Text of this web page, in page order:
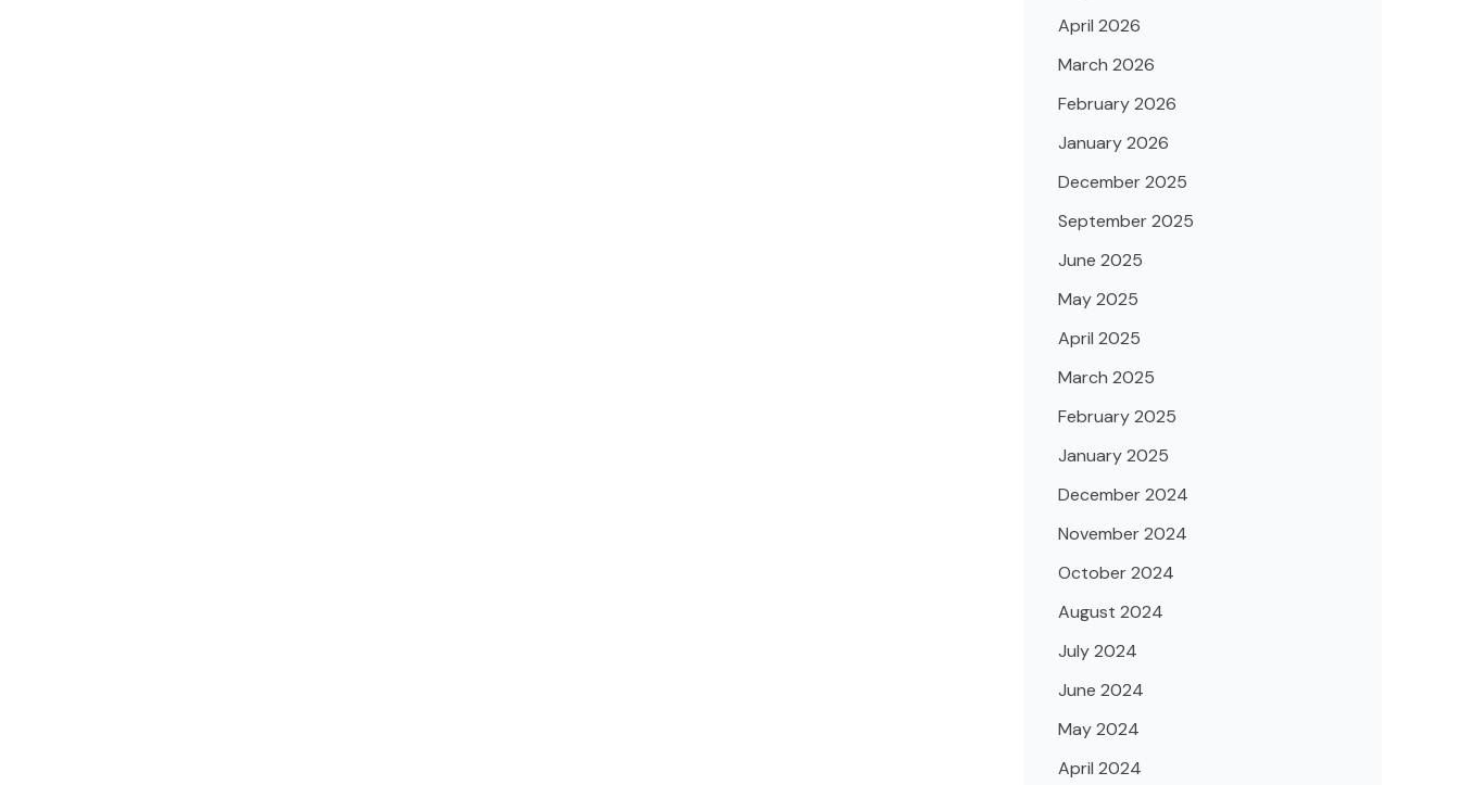
April 2026
March 2026
February 2026
January 2026
December 2025
September 2025
June 2025
May 2025
April 2025
March 2025
February 2025
January 2025
December 2024
November 2024
October 2024
August 2024
July 2024
June 2024
May 2024
April 2024